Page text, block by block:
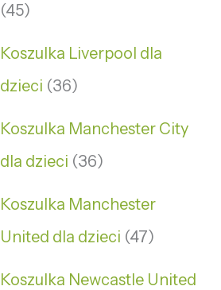
45
Koszulka Liverpool dla
dzieci 36
Koszulka Manchester City
dla dzieci 36
Koszulka Manchester
United dla dzieci 47
Koszulka Newcastle United